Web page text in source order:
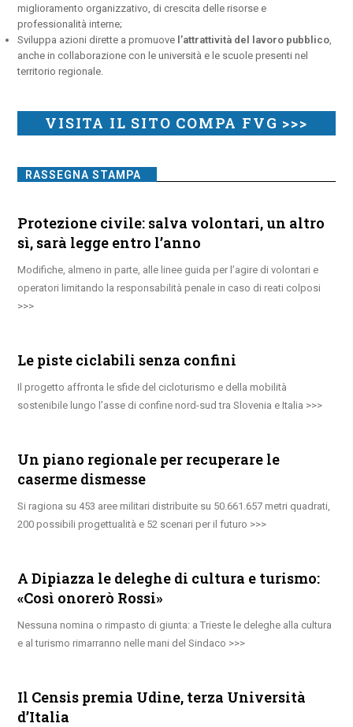
miglioramento organizzativo, di crescita delle risorse e
professionalità interne;
Sviluppa azioni dirette a promuove l’attrattività del lavoro pubblico
anche in collaborazione con le università e le scuole presenti nel
territorio regionale.
VISITA IL SITO COMPA FVG >>>
RASSEGNA STAMPA
Protezione civile: salva volontari, un altro
sì, sarà legge entro l’anno
Modifiche, almeno in parte, alle linee guida per l’agire di volontari e
operatori limitando la responsabilità penale in caso di reati colposi
Le piste ciclabili senza confini
Il progetto affronta le sfide del cicloturismo e della mobilità
sostenibile lungo l’asse di confine nord-sud tra Slovenia e Italia
Un piano regionale per recuperare le
caserme dismesse
Si ragiona su 453 aree militari distribuite su 50.661.657 metri quadrati,
200 possibili progettualità e 52 scenari per il futuro
A Dipiazza le deleghe di cultura e turismo:
«Così onorerò Rossi»
Nessuna nomina o rimpasto di giunta: a Trieste le deleghe alla cultura
e al turismo rimarranno nelle mani del Sindaco
Il Censis premia Udine, terza Università
d’Italia